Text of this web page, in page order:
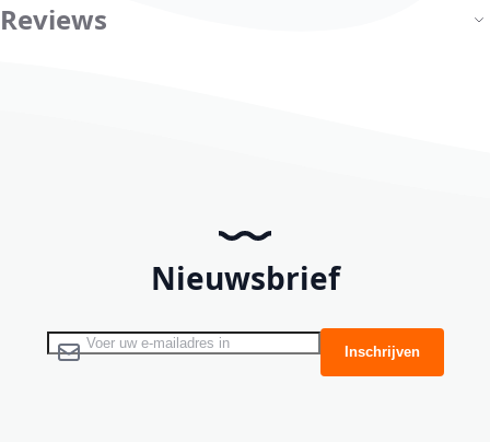
Reviews
Nieuwsbrief
Abonneer u op onze nieuwsbrief Inschrijven